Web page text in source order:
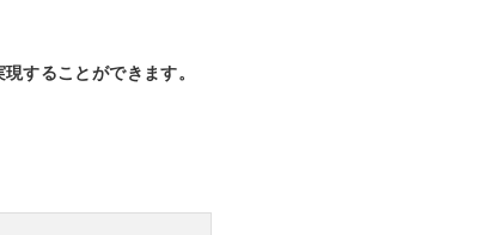
することができます。